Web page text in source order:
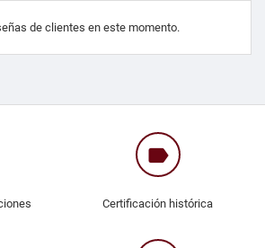
de clientes en este momento.
label
Certificación histórica